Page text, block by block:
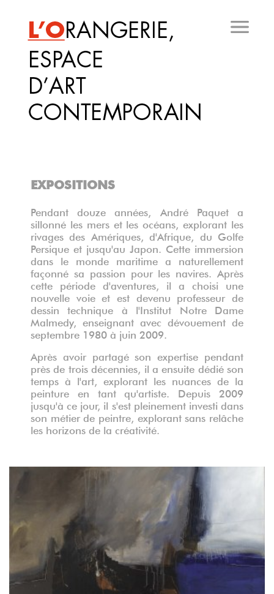
principal
EXPOSITIONS
Pendant douze années, André Paquet a
sillonné les mers et les océans, explorant les
rivages des Amériques, d'Afrique, du Golfe
Persique et jusqu'au Japon. Cette immersion
dans le monde maritime a naturellement
façonné sa passion pour les navires. Après
cette période d'aventures, il a choisi une
nouvelle voie et est devenu professeur de
dessin technique à l'Institut Notre Dame
Malmedy, enseignant avec dévouement de
septembre 1980 à juin 2009.
Après avoir partagé son expertise pendant
près de trois décennies, il a ensuite dédié son
temps à l'art, explorant les nuances de la
peinture en tant qu'artiste. Depuis 2009
jusqu'à ce jour, il s'est pleinement investi dans
son métier de peintre, explorant sans relâche
les horizons de la créativité.